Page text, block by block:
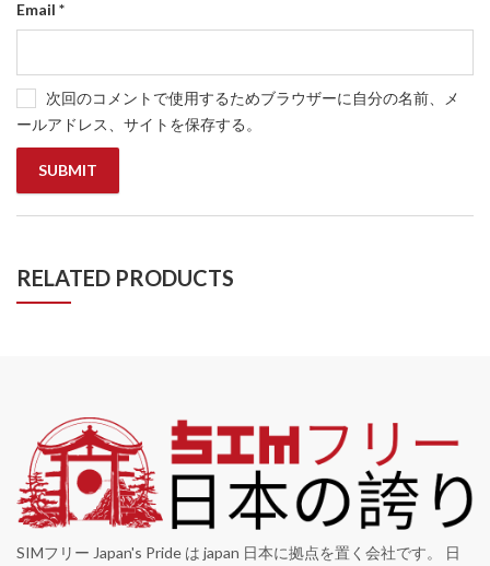
Email *
次回のコメントで使用するためブラウザーに自分の名前、メ
ールアドレス、サイトを保存する。
RELATED PRODUCTS
SIMフリー Japan's Pride は japan 日本に拠点を置く会社です。 日